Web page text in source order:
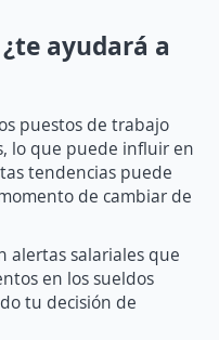
ayudará a
puestos de trabajo
lo que puede influir en
tendencias puede
de cambiar de
alertas salariales que
en los sueldos
tu decisión de